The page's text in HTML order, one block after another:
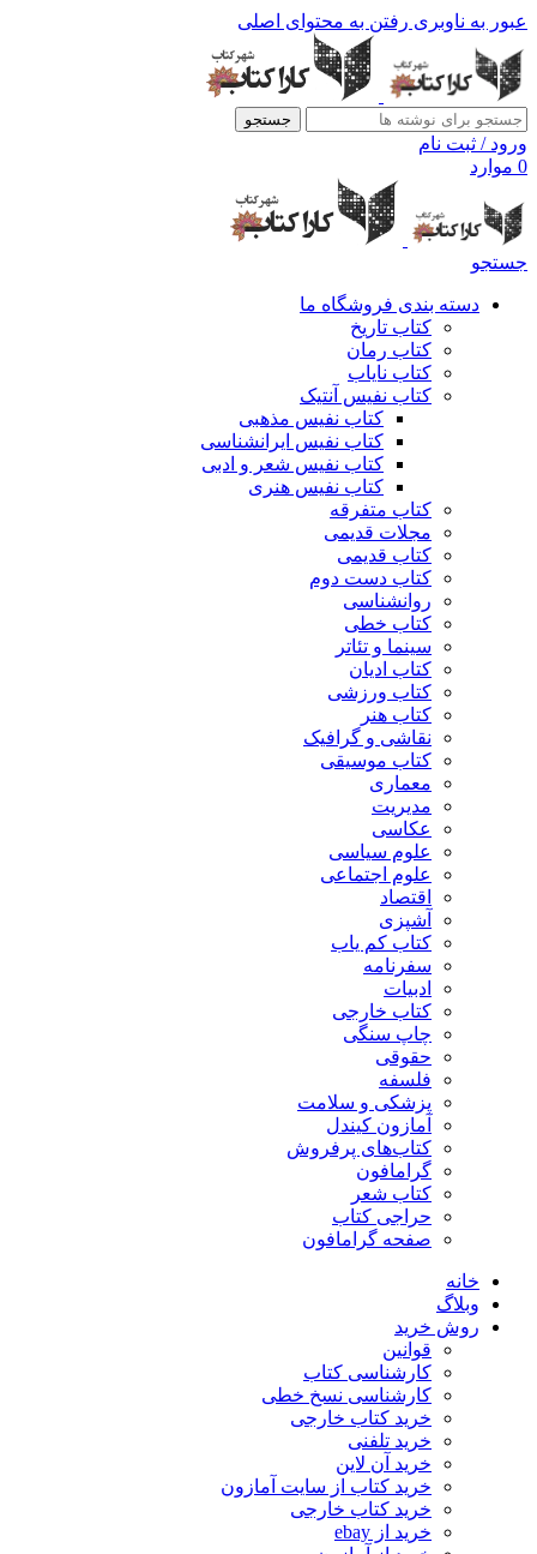
عبور به ناوبری رفتن به محتوای اصلی
جستجو
ورود / ثبت نام
0 موارد
جستجو
دسته بندی فروشگاه ما
کتاب تاریخ
کتاب رمان
کتاب نایاب
کتاب نفیس آنتیک
کتاب نفیس مذهبی
کتاب نفیس ایرانشناسی
کتاب نفیس شعر و ادبی
کتاب نفیس هنری
کتاب متفرقه
مجلات قدیمی
کتاب قدیمی
کتاب دست دوم
روانشناسی
کتاب خطی
سینما و تئاتر
کتاب ادیان
کتاب ورزشی
کتاب هنر
نقاشی و گرافیک
کتاب موسیقی
معماری
مدیریت
عکاسی
علوم سیاسی
علوم اجتماعی
اقتصاد
آشپزی
کتاب کم یاب
سفرنامه
ادبیات
کتاب خارجی
چاپ سنگی
حقوقی
فلسفه
پزشکی و سلامت
آمازون کیندل
کتاب‌های پرفروش
گرامافون
کتاب شعر
حراجی کتاب
صفحه گرامافون
خانه
وبلاگ
روش خرید
قوانین
کارشناسی کتاب
کارشناسی نسخ خطی
خرید کتاب خارجی
خرید تلفنی
خرید آن لاین
خرید کتاب از سایت آمازون
خرید کتاب خارجی
خرید از ebay